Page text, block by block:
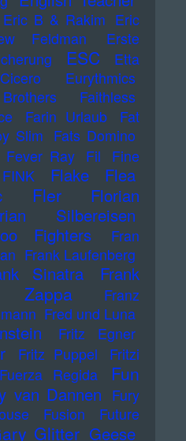
Eric B & Rakim Eric
Feldman
Erste
ESC
Etta
Eurythmics
Faithless
Farin Urlaub
Fat
Slim Fats Domino
Fever Ray Fil
Fine
FINK Flake
Flea
Fler
Florian
Silbereisen
Fighters
Fran
Frank Laufenberg
Sinatra
Frank
Zappa
Franz
Fred und Luna
Fritz Egner
Fritz Puppel
Fritzi
Fuerza Regida
Fun
van Dannen Fury
Fusion
Future
Glitter Geese